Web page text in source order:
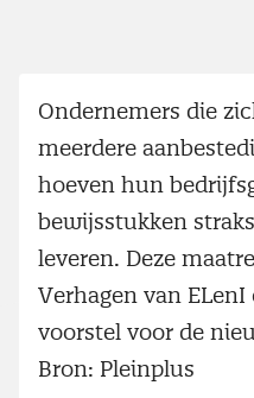
Ondernemers die
meerdere
hoeven hun
bewijsstukken
leveren. Deze
Verhagen van
voorstel voor de
Bron: Pleinplus